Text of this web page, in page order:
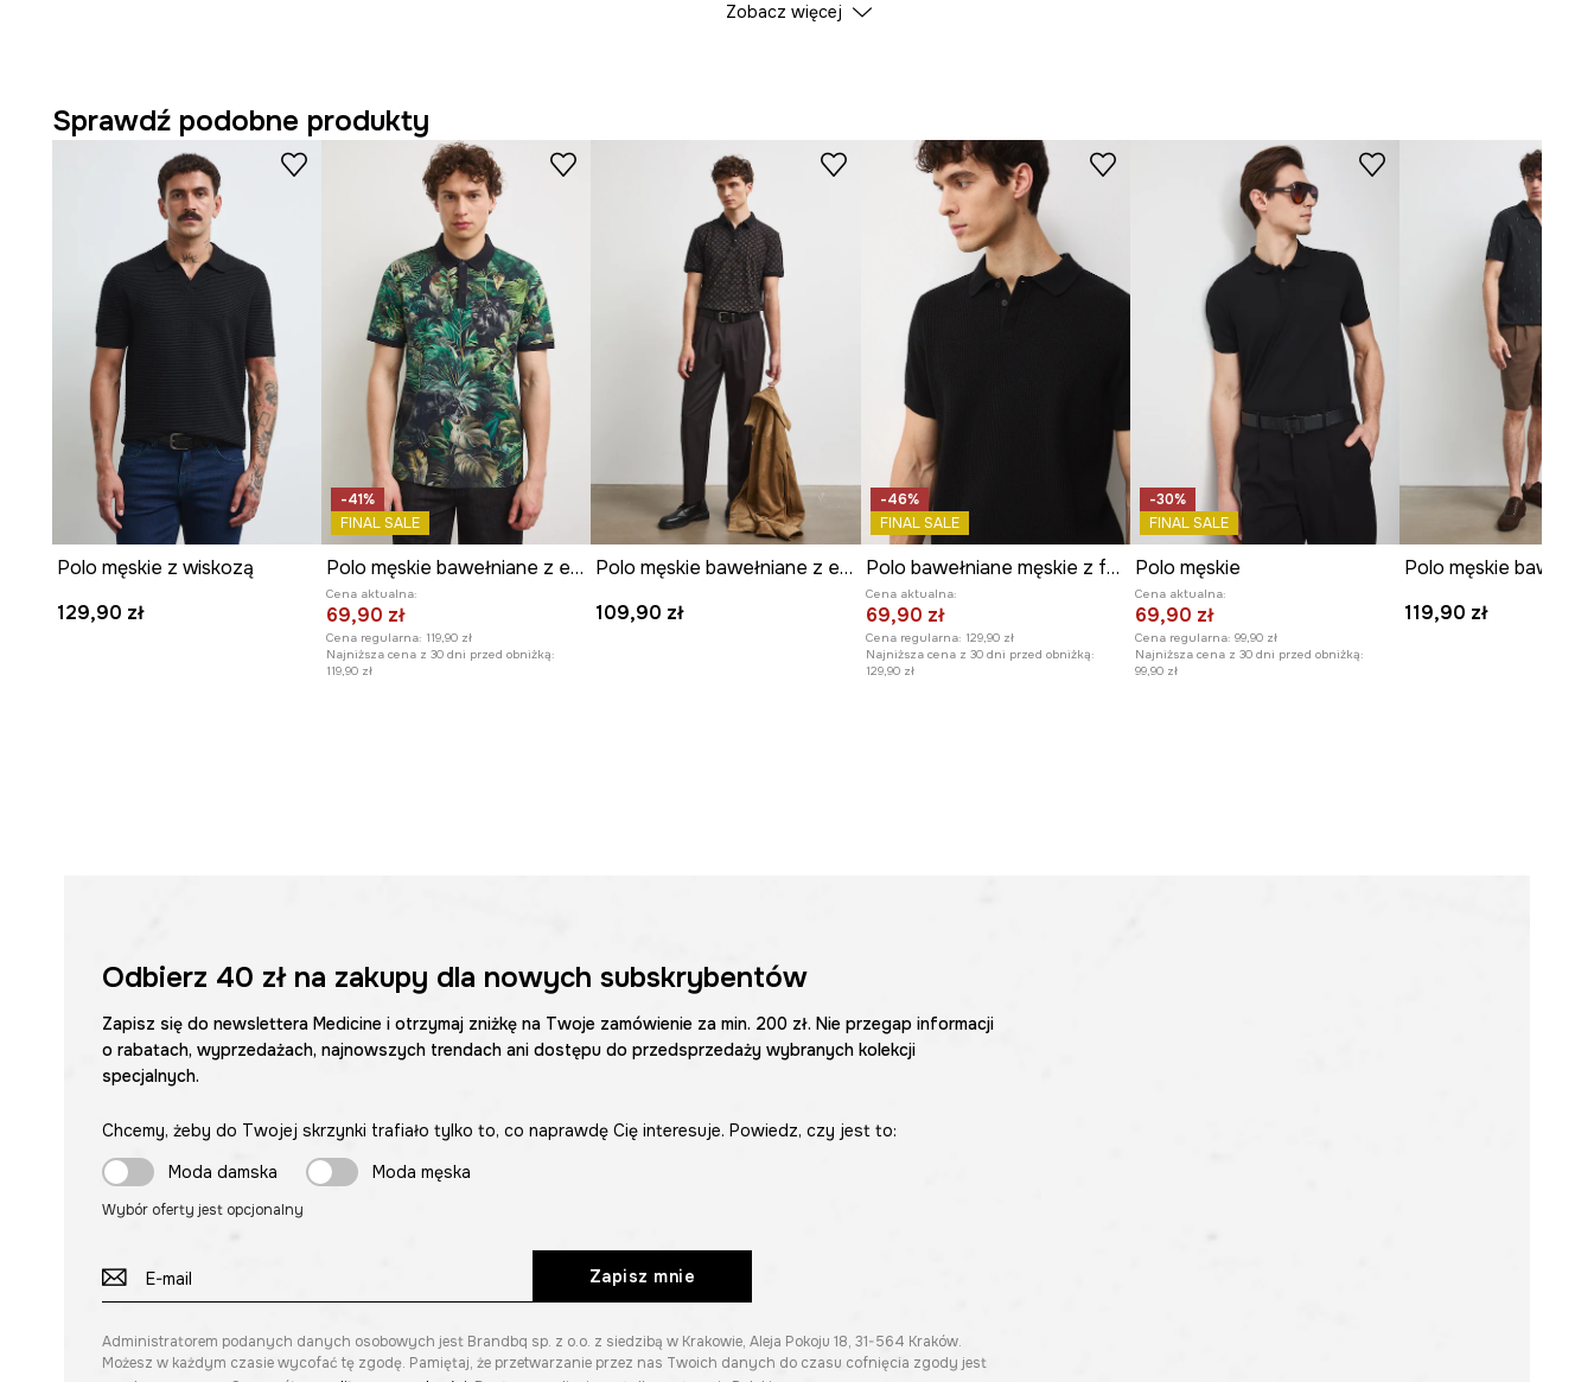
Zobacz więcej
Sprawdź podobne produkty
Polo męskie z wiskozą
129,90 zł
-41%
FINAL SALE
Polo męskie bawełniane z elastanem
Cena aktualna:
69,90 zł
Cena regularna: 119,90 zł
Najniższa cena z 30 dni przed obniżką:
119,90 zł
Polo męskie bawełniane z elastanem
109,90 zł
-46%
FINAL SALE
Polo bawełniane męskie z fakturą
Cena aktualna:
69,90 zł
Cena regularna: 129,90 zł
Najniższa cena z 30 dni przed obniżką:
129,90 zł
-30%
FINAL SALE
Polo męskie
Cena aktualna:
69,90 zł
Cena regularna: 99,90 zł
Najniższa cena z 30 dni przed obniżką:
99,90 zł
119,90 zł
Odbierz 40 złna zakupy dla nowych subskrybentów
Zapisz się do newslettera Medicine i otrzymaj zniżkę na Twoje zamówienie za min. 200 zł. Nie przegap informacji
o rabatach, wyprzedażach, najnowszych trendach ani dostępu do przedsprzedaży wybranych kolekcji
specjalnych.
Chcemy, żeby do Twojej skrzynki trafiało tylko to, co naprawdę Cię interesuje. Powiedz, czy jest to:
Moda damska
Moda męska
Wybór oferty jest opcjonalny
Zapisz mnie
Administratorem podanych danych osobowych jest Brandbq sp. z o.o. z siedzibą w Krakowie, Aleja Pokoju 18, 31-564 Kraków.
Możesz w każdym czasie wycofać tę zgodę. Pamiętaj, że przetwarzanie przez nas Twoich danych do czasu cofnięcia zgody jest